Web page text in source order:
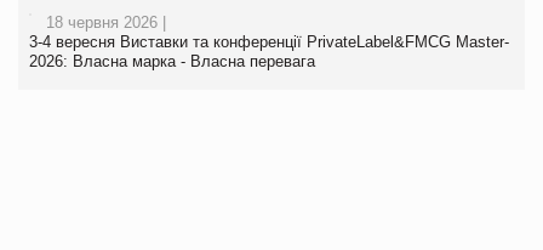
18 червня 2026 |
3-4 вересня Виставки та конференції PrivateLabel&FMCG Master-
2026: Власна марка - Власна перевага